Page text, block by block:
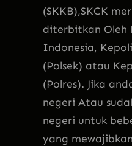
(SKKB),SKCK
diterbitkan Oleh
Indonesia,
(Polsek) atau
(Polres). Jika
negeri Atau
negeri untuk
yang